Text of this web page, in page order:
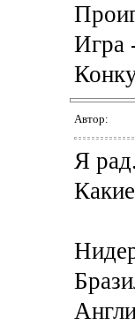
Игра
Автор:
Я рад.